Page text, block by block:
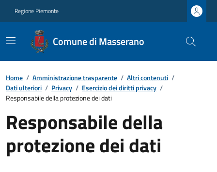
Regione Piemonte
Comune di Masserano
Home / Amministrazione trasparente / Altri contenuti /
Dati ulteriori / Privacy / Esercizio dei diritti privacy /
Responsabile della protezione dei dati
Responsabile della
protezione dei dati